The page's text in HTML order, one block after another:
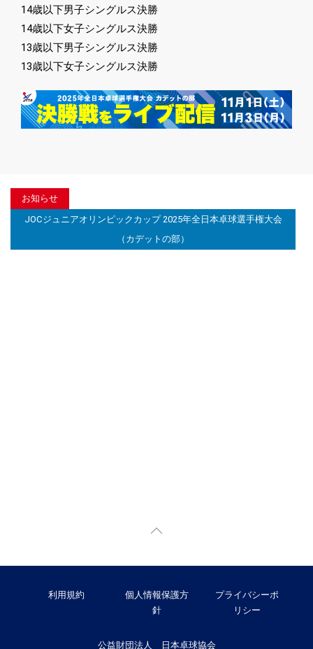
14歳以下男子シングルス決勝
14歳以下女子シングルス決勝
13歳以下男子シングルス決勝
13歳以下女子シングルス決勝
お知らせ
JOCジュニアオリンピックカップ 2025年全日本卓球選手権大会
（カデットの部）
利用規約
個人情報保護方
針
プライバシーポ
リシー
公益財団法人 日本卓球協会